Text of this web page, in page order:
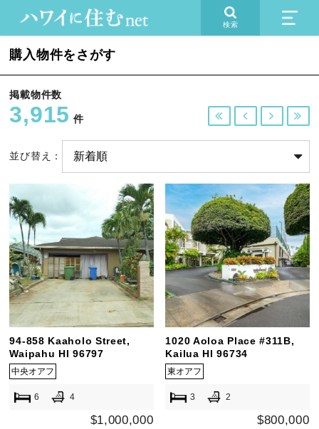
検索
購入物件をさがす
掲載物件数
3,915 件    
並び替え：
94-858 Kaaholo Street,
Waipahu HI 96797
中央オアフ
6 4
$1,000,000
1020 Aoloa Place #311B,
Kailua HI 96734
東オアフ
3 2
$800,000